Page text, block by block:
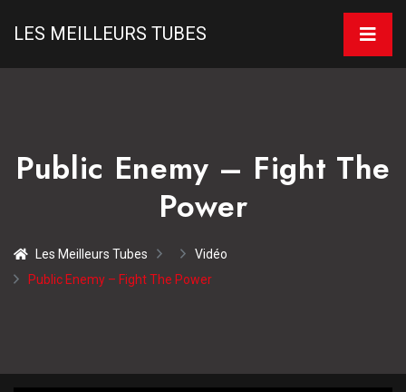
LES MEILLEURS TUBES
Public Enemy – Fight The
Power
Les Meilleurs Tubes
Vidéo
Public Enemy – Fight The Power